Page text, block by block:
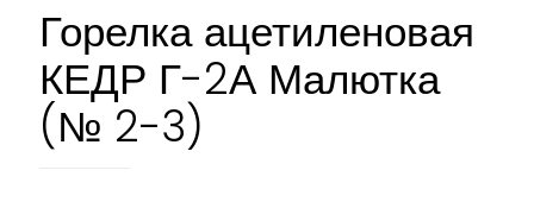
Горелка ацетиленовая
КЕДР Г-2А Малютка
(№ 2-3)